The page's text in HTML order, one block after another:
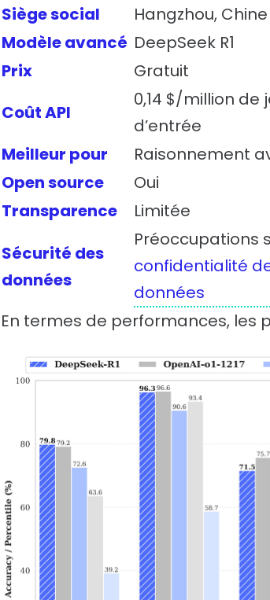
Siège social
Hangzhou, Chine
Modèle avancé DeepSeek R1
Prix
Gratuit
Coût API
0,14 $/million de
d’entrée
Meilleur pour
Raisonnement
Open source
Oui
Transparence
Limitée
Sécurité des
données
Préoccupations
confidentialité
données
En termes de performances, les